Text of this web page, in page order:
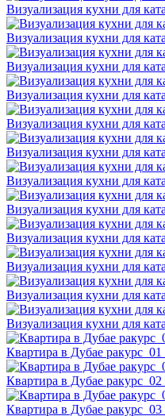
Визуализация кухни для
Визуализация кухни для
Визуализация кухни для
Визуализация кухни для
Визуализация кухни для
Визуализация кухни для
Визуализация кухни для
Визуализация кухни для
Визуализация кухни для
Визуализация кухни для
Визуализация кухни для
Визуализация кухни для
Квартира в Дубае ракурс_01
Квартира в Дубае ракурс_02
Квартира в Дубае ракурс_03